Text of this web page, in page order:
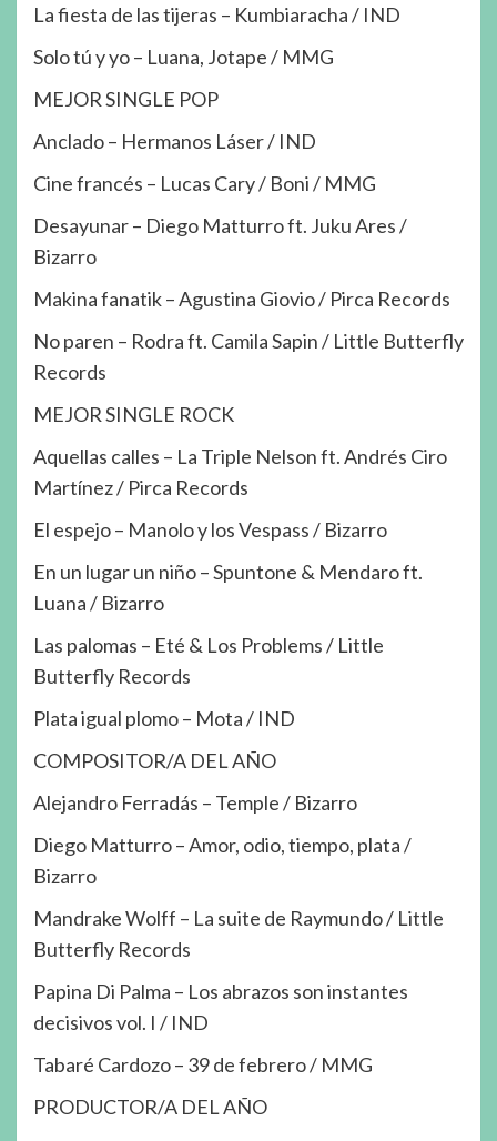
La fiesta de las tijeras – Kumbiaracha / IND
Solo tú y yo – Luana, Jotape / MMG
MEJOR SINGLE POP
Anclado – Hermanos Láser / IND
Cine francés – Lucas Cary / Boni / MMG
Desayunar – Diego Matturro ft. Juku Ares /
Bizarro
Makina fanatik – Agustina Giovio / Pirca Records
No paren – Rodra ft. Camila Sapin / Little Butterfly
Records
MEJOR SINGLE ROCK
Aquellas calles – La Triple Nelson ft. Andrés Ciro
Martínez / Pirca Records
El espejo – Manolo y los Vespass / Bizarro
En un lugar un niño – Spuntone & Mendaro ft.
Luana / Bizarro
Las palomas – Eté & Los Problems / Little
Butterfly Records
Plata igual plomo – Mota / IND
COMPOSITOR/A DEL AÑO
Alejandro Ferradás – Temple / Bizarro
Diego Matturro – Amor, odio, tiempo, plata /
Bizarro
Mandrake Wolff – La suite de Raymundo / Little
Butterfly Records
Papina Di Palma – Los abrazos son instantes
decisivos vol. I / IND
Tabaré Cardozo – 39 de febrero / MMG
PRODUCTOR/A DEL AÑO